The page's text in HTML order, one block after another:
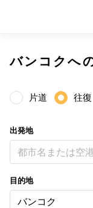
バンコクへ
片道 往復
出発地
都市名または空
目的地
バンコク